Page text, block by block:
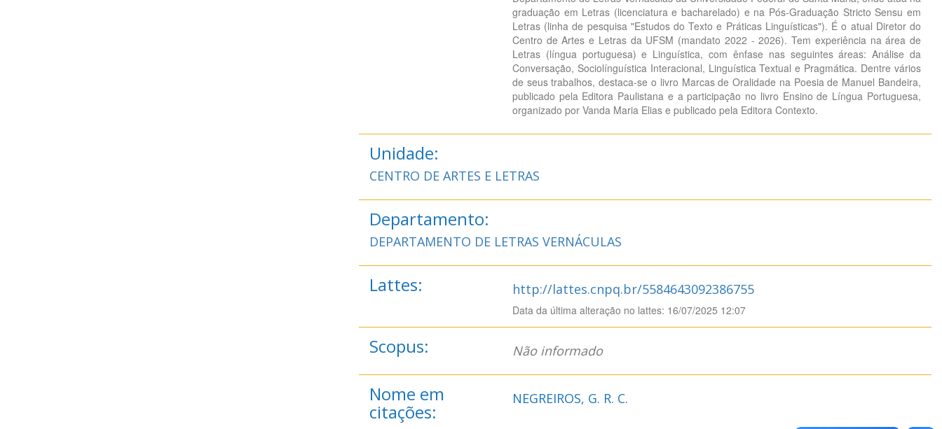
graduação em Letras (licenciatura e bacharelado) e na Pós-Graduação Stricto Sensu em
Letras (linha de pesquisa "Estudos do Texto e Práticas Linguísticas"). É o atual Diretor do
Centro de Artes e Letras da UFSM (mandato 2022 - 2026). Tem experiência na área de
Letras (língua portuguesa) e Linguística, com ênfase nas seguintes áreas: Análise da
Conversação, Sociolínguística Interacional, Linguística Textual e Pragmática. Dentre vários
de seus trabalhos, destaca-se o livro Marcas de Oralidade na Poesia de Manuel Bandeira,
publicado pela Editora Paulistana e a participação no livro Ensino de Língua Portuguesa,
organizado por Vanda Maria Elias e publicado pela Editora Contexto.
Unidade:
CENTRO DE ARTES E LETRAS
Departamento:
DEPARTAMENTO DE LETRAS VERNÁCULAS
Lattes: http://lattes.cnpq.br/5584643092386755
Data da última alteração no lattes: 16/07/2025 12:07
Scopus: Não informado
Nome em
citações:
NEGREIROS, G. R. C.